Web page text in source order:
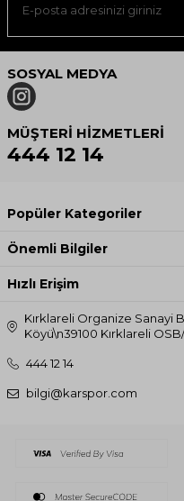
SOSYAL MEDYA
MÜŞTERI HIZMETLERI
444 12 14
Popüler Kategoriler
Önemli Bilgiler
Hızlı Erişim
Kırklareli Organize Sanayi
Köyü\n39100 Kırklareli
444 12 14
bilgi@karspor.com